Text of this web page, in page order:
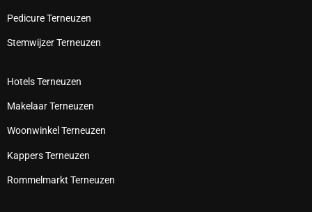
Pedicure Terneuzen
Stemwijzer Terneuzen
Hotels Terneuzen
Makelaar Terneuzen
Woonwinkel Terneuzen
Kappers Terneuzen
Rommelmarkt Terneuzen